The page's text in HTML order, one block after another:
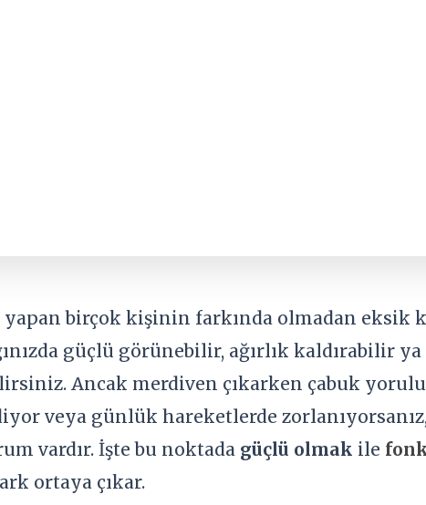
birçok kişinin farkında olmadan eksik
güçlü görünebilir, ağırlık kaldırabilir
Ancak merdiven çıkarken çabuk
veya günlük hareketlerde
vardır. İşte bu noktada güçlü olmak ile
ortaya çıkar.